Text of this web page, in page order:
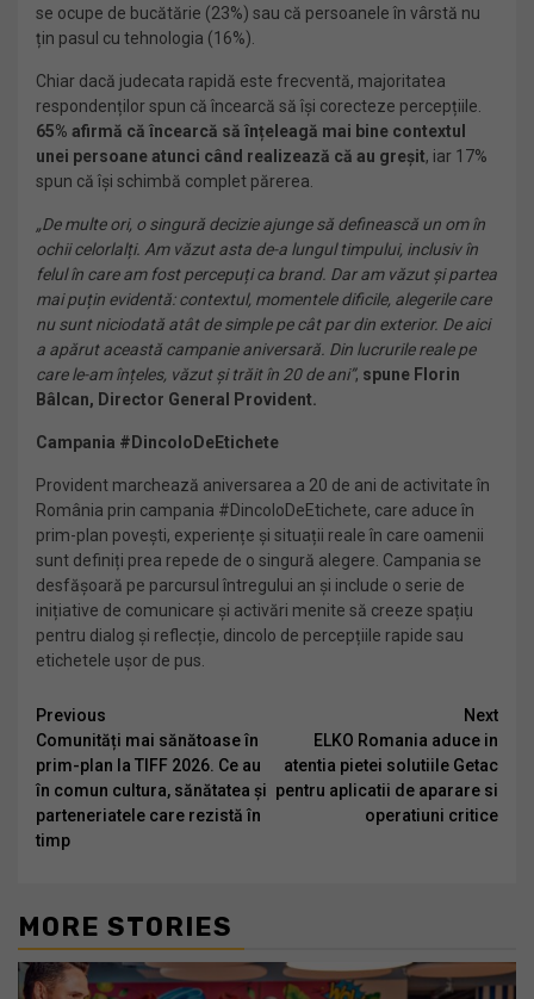
se ocupe de bucătărie (23%) sau că persoanele în vârstă nu
țin pasul cu tehnologia (16%).
Chiar dacă judecata rapidă este frecventă, majoritatea
respondenților spun că încearcă să își corecteze percepțiile.
65% afirmă că încearcă să înțeleagă mai bine contextul
unei persoane atunci când realizează că au greșit, iar 17%
spun că își schimbă complet părerea.
„De multe ori, o singură decizie ajunge să definească un om în
ochii celorlalți. Am văzut asta de-a lungul timpului, inclusiv în
felul în care am fost percepuți ca brand. Dar am văzut și partea
mai puțin evidentă: contextul, momentele dificile, alegerile care
nu sunt niciodată atât de simple pe cât par din exterior. De aici
a apărut această campanie aniversară. Din lucrurile reale pe
care le-am înțeles, văzut și trăit în 20 de ani”, spune Florin
Bâlcan, Director General Provident.
Campania #DincoloDeEtichete
Provident marchează aniversarea a 20 de ani de activitate în
România prin campania #DincoloDeEtichete, care aduce în
prim-plan povești, experiențe și situații reale în care oamenii
sunt definiți prea repede de o singură alegere. Campania se
desfășoară pe parcursul întregului an și include o serie de
inițiative de comunicare și activări menite să creeze spațiu
pentru dialog și reflecție, dincolo de percepțiile rapide sau
etichetele ușor de pus.
Continue
Reading
Previous
Comunități mai sănătoase în
prim-plan la TIFF 2026. Ce au
în comun cultura, sănătatea și
parteneriatele care rezistă în
timp
Next
ELKO Romania aduce in
atentia pietei solutiile Getac
pentru aplicatii de aparare si
operatiuni critice
MORE STORIES